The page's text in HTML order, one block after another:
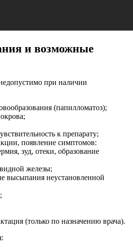
и возможные
при наличии
(папилломатоз);
к препарату;
появление симптомов:
зуд, отеки, образование
железы;
высыпания неустановленной
(только по назначению врача).